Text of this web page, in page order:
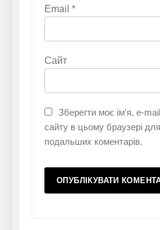
Email *
Сайт
Зберегти моє ім'я, e-
сайту в цьому браузері
подальших коментарів.